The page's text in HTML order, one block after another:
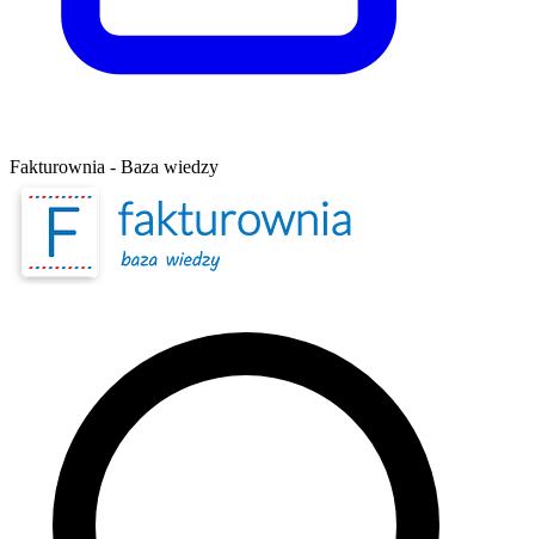
Fakturownia - Baza wiedzy